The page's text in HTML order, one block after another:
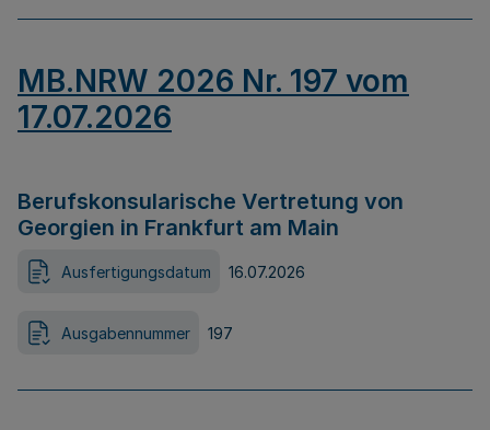
MB.NRW 2026 Nr. 197 vom
17.07.2026
Berufskonsularische Vertretung von
Georgien in Frankfurt am Main
Ausfertigungsdatum 16.07.2026
Ausgabennummer 197